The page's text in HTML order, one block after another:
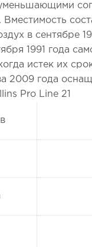
в сентябре
1991 года
истек их
2009 года
Pro Line 21